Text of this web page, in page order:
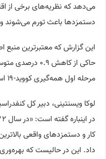
می‌دهد که نظریه‌های برخی از
دستمزدها باعث تورم می‌شوند
این گزارش که معتبرترین منبع
حاکی از کاهش
مرحله اول همه‌گیری کووید-۱۹ است.
داد. این در حالیست که